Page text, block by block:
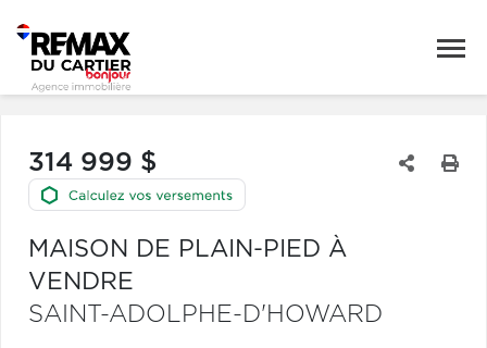
314 999 $
MAISON DE PLAIN-PIED À
VENDRE
SAINT-ADOLPHE-D'HOWARD